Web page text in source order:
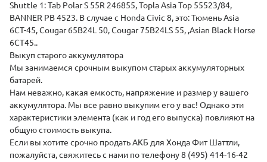
Shuttle 1: Tab Polar S 55R 246855, Topla Asia Top 55523/84,
BANNER PB 4523. В случае с Honda Civic 8, это: Тюмень Asia
6СТ-45, Cougar 65B24L 50, Cougar 75B24LS 55, ,Asian Black Horse
6СТ45..
Выкуп старого аккумулятора
Мы занимаемся срочным выкупом старых аккумуляторных
батарей.
Нам неважно, какая емкость, напряжение и размер у вашего
аккумулятора. Мы все равно выкупим его у вас! Однако эти
характеристики элемента (как и год его выпуска) повлияют на
общую стоимость выкупа.
Если вы хотите срочно продать АКБ для Хонда Фит Шаттли,
пожалуйста, свяжитесь с нами по телефону 8 (495) 414-16-42